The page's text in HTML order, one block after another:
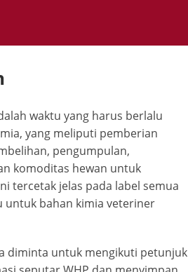
waktu yang harus berlalu
yang meliputi pemberian
pengumpulan,
komoditas hewan untuk
tercetak jelas pada label semua
bahan kimia veteriner
diminta untuk mengikuti petunjuk